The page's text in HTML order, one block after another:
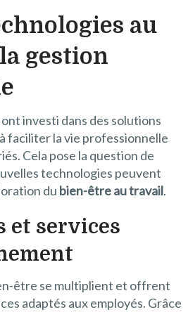
au
gestion
investi dans des solutions
faciliter la vie professionnelle
Cela pose la question de
technologies peuvent
du bien-être au travail.
et services
être se multiplient et offrent
adaptés aux employés. Grâce